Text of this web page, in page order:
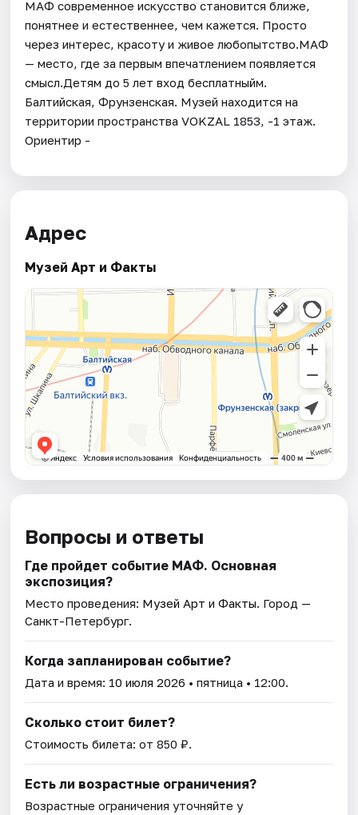
МАФ современное искусство становится ближе,
понятнее и естественнее, чем кажется. Просто
через интерес, красоту и живое любопытство.МАФ
— место, где за первым впечатлением появляется
смысл.Детям до 5 лет вход бесплатныйм.
Балтийская, Фрунзенская. Музей находится на
территории пространства VOKZAL 1853, -1 этаж.
Ориентир -
Адрес
Музей Арт и Факты
Вопросы и ответы
Где пройдет событие МАФ. Основная
экспозиция?
Место проведения: Музей Арт и Факты. Город —
Санкт-Петербург.
Когда запланирован событие?
Дата и время: 10 июля 2026 • пятница • 12:00.
Сколько стоит билет?
Стоимость билета: от 850 ₽.
Есть ли возрастные ограничения?
Возрастные ограничения уточняйте у